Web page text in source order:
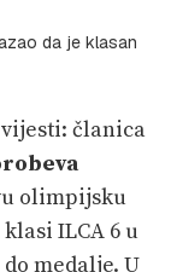
da je klasan
vijesti: članica
olimpijsku
ILCA 6 u
medalje. U